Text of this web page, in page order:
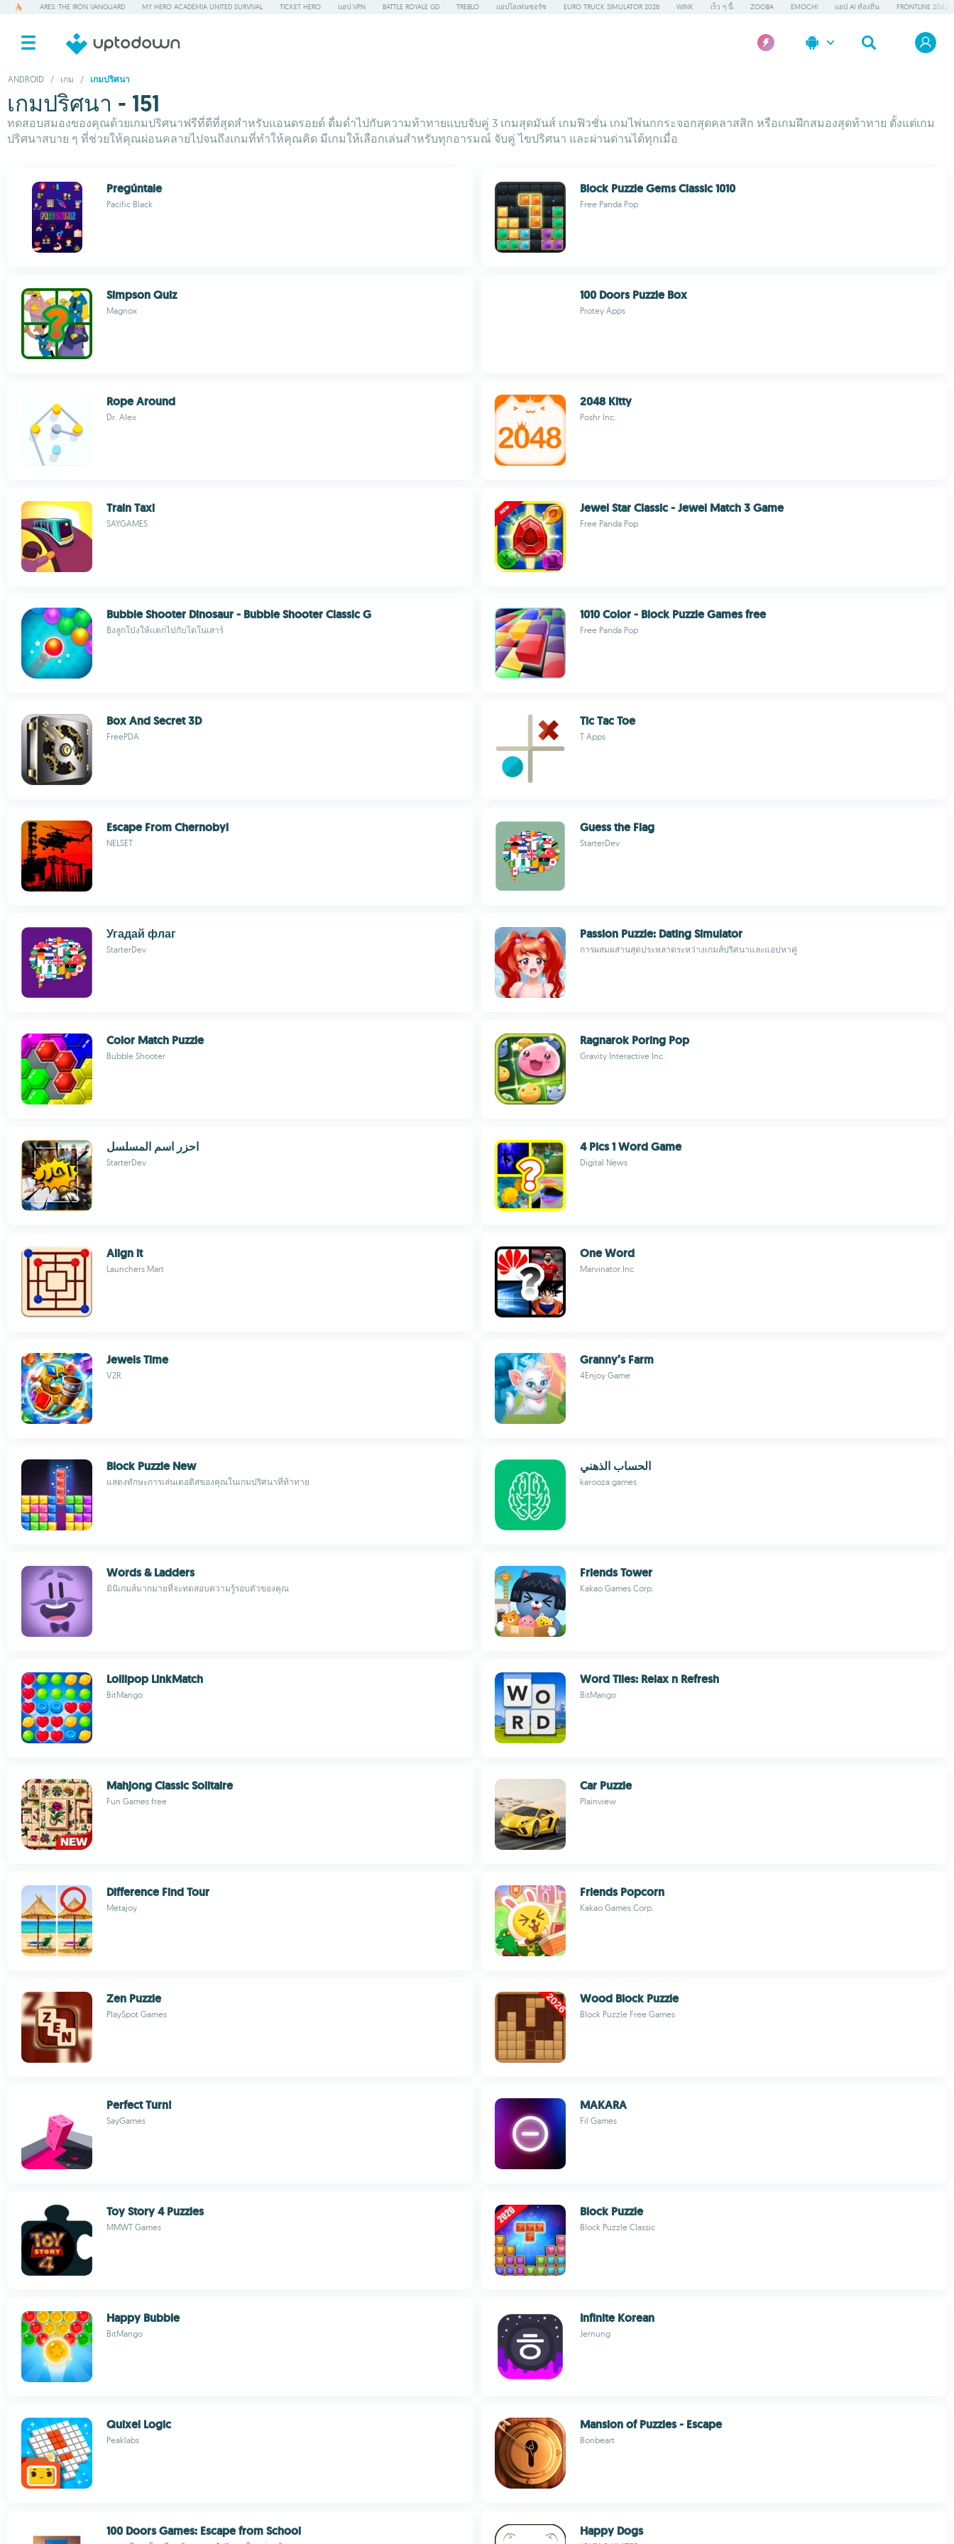
ARES: THE IRON VANGUARD MY HERO ACADEMIA UNITED SURVIVAL TICKET HERO แอป VPN BATTLE ROYALE GD TREBLO แอปโอเพ่นซอร์ซ EURO TRUCK SIMULATOR 2026 WINK เร็ว ๆ นี้ ZOOBA EMOCHI แอป AI ท้องถิ่น FRONTLINE 2042
ANDROID / เกม / เกมปริศนา
เกมปริศนา - 151
ทดสอบสมองของคุณด้วยเกมปริศนาฟรีที่ดีที่สุดสำหรับแอนดรอยด์ ดื่มด่ำไปกับความท้าทายแบบจับคู่ 3 เกมสุดมันส์ เกมฟิวชั่น เกมไพ่นกกระจอกสุดคลาสสิก หรือเกมฝึกสมองสุดท้าทาย ตั้งแต่เกม
ปริศนาสบาย ๆ ที่ช่วยให้คุณผ่อนคลายไปจนถึงเกมที่ทำให้คุณคิด มีเกมให้เลือกเล่นสำหรับทุกอารมณ์ จับคู่ ไขปริศนา และผ่านด่านได้ทุกเมื่อ
Pregúntale
Pacific Black
Block Puzzle Gems Classic 1010
Free Panda Pop
Simpson Quiz
Magnox
100 Doors Puzzle Box
Protey Apps
Rope Around
Dr. Alex
2048 Kitty
Poshr Inc.
Train Taxi
SAYGAMES
Jewel Star Classic - Jewel Match 3 Game
Free Panda Pop
Bubble Shooter Dinosaur - Bubble Shooter Classic G
ยิงลูกโป่งให้แตกไปกับไดโนเสาร์
1010 Color - Block Puzzle Games free
Free Panda Pop
Box And Secret 3D
FreePDA
Tic Tac Toe
T Apps
Escape From Chernobyl
NELSET
Guess the Flag
StarterDev
Угадай флаг
StarterDev
Passion Puzzle: Dating Simulator
การผสมผสานสุดประหลาดระหว่างเกมส์ปริศนาและแอปหาคู่
Color Match Puzzle
Bubble Shooter
Ragnarok Poring Pop
Gravity Interactive Inc.
احزر اسم المسلسل
StarterDev
4 Pics 1 Word Game
Digital News
Align it
Launchers Mart
One Word
Marvinator.Inc
Jewels Time
V2R
Granny’s Farm
4Enjoy Game
Block Puzzle New
แสดงทักษะการเล่นเตอติสของคุณในเกมปริศนาที่ท้าทาย
الحساب الذهني
karooza games
Words & Ladders
มินิเกมส์มากมายที่จะทดสอบความรู้รอบตัวของคุณ
Friends Tower
Kakao Games Corp.
Lollipop LinkMatch
BitMango
Word Tiles: Relax n Refresh
BitMango
Mahjong Classic Solitaire
Fun Games free
Car Puzzle
Plainview
Difference Find Tour
Metajoy
Friends Popcorn
Kakao Games Corp.
Zen Puzzle
PlaySpot Games
Wood Block Puzzle
Block Puzzle Free Games
Perfect Turn!
SayGames
MAKARA
Fil Games
Toy Story 4 Puzzles
MMWT Games
Block Puzzle
Block Puzzle Classic
Happy Bubble
BitMango
Infinite Korean
Jernung
Quixel Logic
Peaklabs
Mansion of Puzzles - Escape
Bonbeart
100 Doors Games: Escape from School Happy Dogs